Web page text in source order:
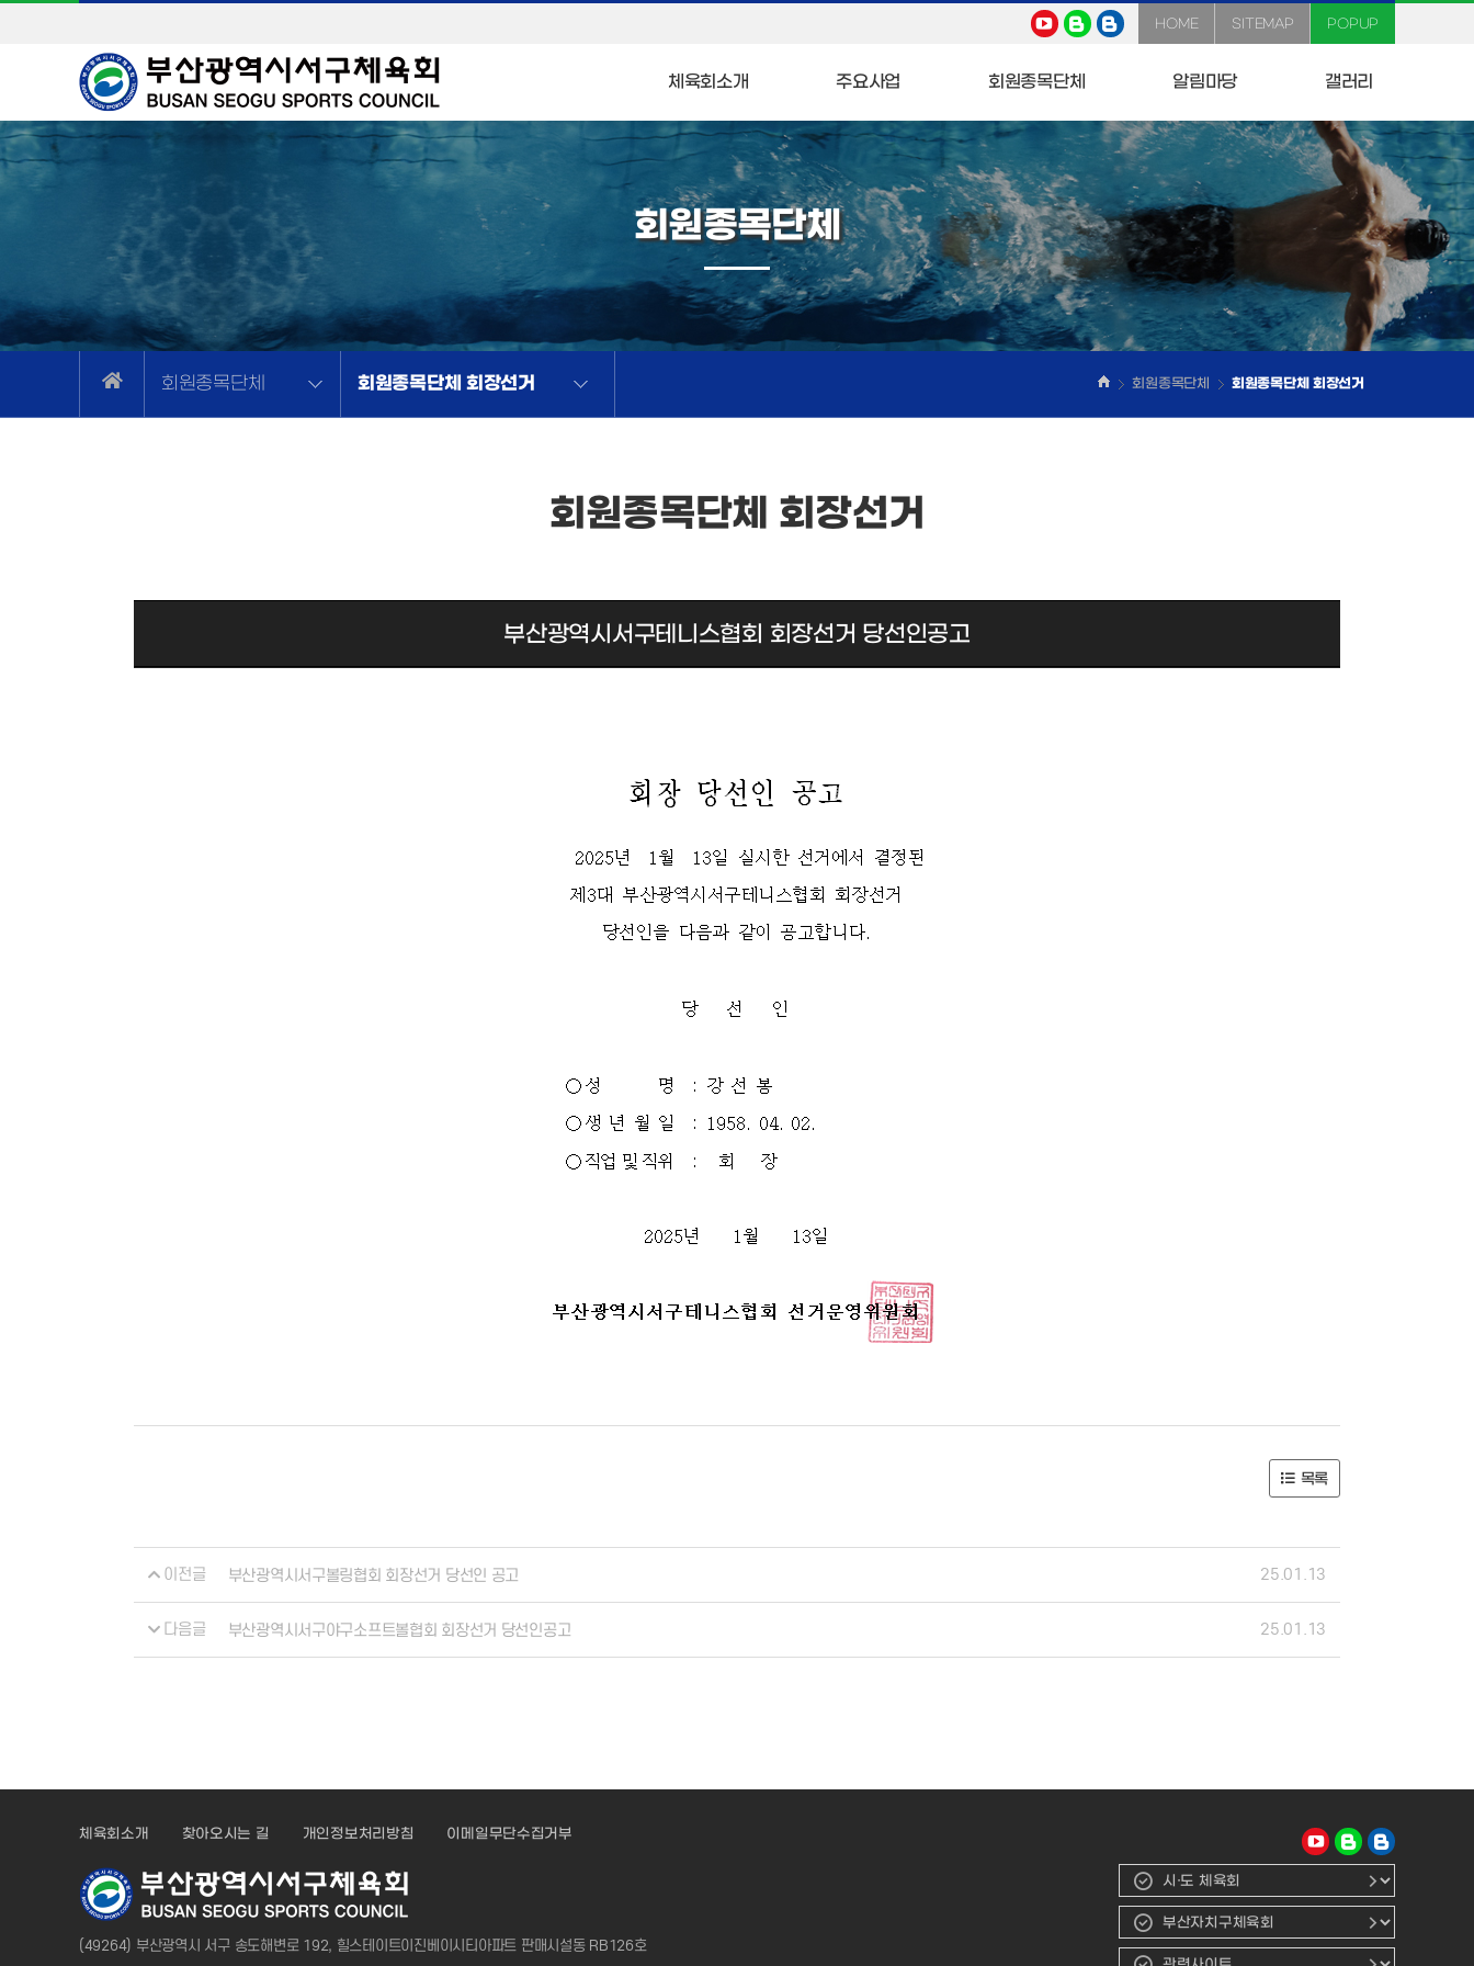
HOME SITEMAP POPUP
체육회소개 주요사업 회원종목단체 알림마당 갤러리
회원종목단체 회원종목단체 회장선거 회원종목단체 회원종목단체 회장선거
회원종목단체
회원종목단체 회장선거
부산광역시서구테니스협회 회장선거 당선인공고
목록
이전글 부산광역시서구볼링협회 회장선거 당선인 공고 25.01.13
다음글 부산광역시서구야구소프트볼협회 회장선거 당선인공고 25.01.13
체육회소개 찾아오시는 길 개인정보처리방침 이메일무단수집거부
(49264) 부산광역시 서구 송도해변로 192, 힐스테이트이진베이시티아파트 판매시설동 RB126호